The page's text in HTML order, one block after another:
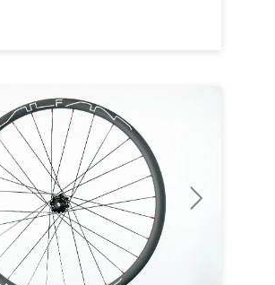
Next